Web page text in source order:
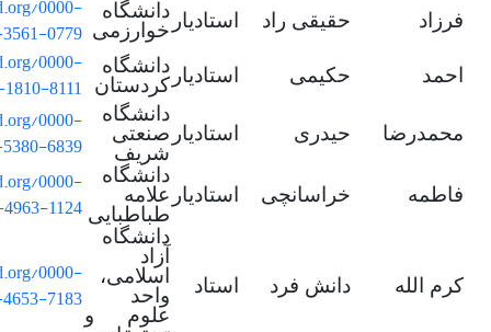
فرزاد حقیقی راد استادیار دانشگاه
خوارزمی
0000-
0779
احمد حکیمی استادیار دانشگاه
کردستان
0000-
8111
محمدرضا حیدری استادیار
دانشگاه
صنعتی
شریف
0000-
6839
فاطمه خراسانچی استادیار
دانشگاه
علامه
طباطبایی
0000-
1124
کرم الله دانش فرد استاد
دانشگاه
آزاد
اسلامی،
واحد
علوم و
0000-
7183